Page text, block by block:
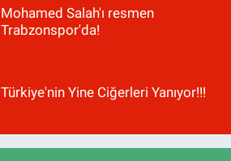
Mohamed Salah'ı resmen
Trabzonspor'da!
Türkiye'nin Yine Ciğerleri Yanıyor!!!